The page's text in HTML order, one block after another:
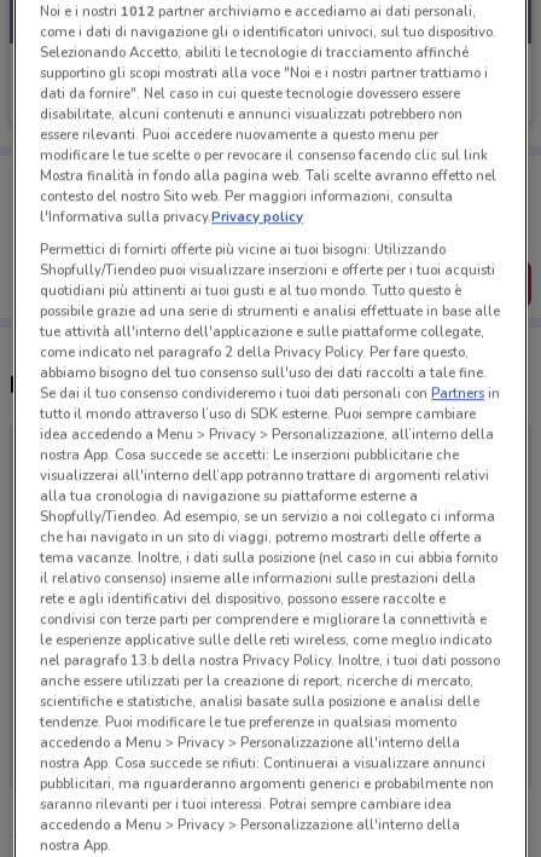
Trisa
Scade il 31/12
Porta DoveConviene sempre con te!
Puoi trovare le migliori offerte dei negozi vicino a te,
salvarle e creare la tua lista del risparmio, comodamente
SCARICA L’APP
Negozi Trisa a Ladispoli
Non ci sono negozi nelle vicinanze
Noi e i nostri 1012partner archiviamo e accediamo ai dati personali,
come i dati di navigazione gli o identificatori univoci, sul tuo dispositivo.
Selezionando Accetto, abiliti le tecnologie di tracciamento affinché
supportino gli scopi mostrati alla voce "Noi e i nostri partner trattiamo i
dati da fornire". Nel caso in cui queste tecnologie dovessero essere
disabilitate, alcuni contenuti e annunci visualizzati potrebbero non
essere rilevanti. Puoi accedere nuovamente a questo menu per
modificare le tue scelte o per revocare il consenso facendo clic sul link
Mostra finalità in fondo alla pagina web. Tali scelte avranno effetto nel
contesto del nostro Sito web. Per maggiori informazioni, consulta
l'Informativa sulla privacy.Privacy policy
Permettici di fornirti offerte più vicine ai tuoi bisogni: Utilizzando
Shopfully/Tiendeo puoi visualizzare inserzioni e offerte per i tuoi acquisti
quotidiani più attinenti ai tuoi gusti e al tuo mondo. Tutto questo è
possibile grazie ad una serie di strumenti e analisi effettuate in base alle
tue attività all'interno dell'applicazione e sulle piattaforme collegate,
come indicato nel paragrafo 2 della Privacy Policy. Per fare questo,
abbiamo bisogno del tuo consenso sull'uso dei dati raccolti a tale fine.
Se dai il tuo consenso condivideremo i tuoi dati personali conPartnersin
tutto il mondo attraverso l’uso di SDK esterne. Puoi sempre cambiare
idea accedendo a Menu > Privacy > Personalizzazione, all’interno della
nostra App. Cosa succede se accetti: Le inserzioni pubblicitarie che
visualizzerai all'interno dell’app potranno trattare di argomenti relativi
alla tua cronologia di navigazione su piattaforme esterne a
Shopfully/Tiendeo. Ad esempio, se un servizio a noi collegato ci informa
che hai navigato in un sito di viaggi, potremo mostrarti delle offerte a
tema vacanze. Inoltre, i dati sulla posizione (nel caso in cui abbia fornito
il relativo consenso) insieme alle informazioni sulle prestazioni della
rete e agli identificativi del dispositivo, possono essere raccolte e
condivisi con terze parti per comprendere e migliorare la connettività e
le esperienze applicative sulle delle reti wireless, come meglio indicato
nel paragrafo 13.b della nostra Privacy Policy. Inoltre, i tuoi dati possono
anche essere utilizzati per la creazione di report, ricerche di mercato,
scientifiche e statistiche, analisi basate sulla posizione e analisi delle
tendenze. Puoi modificare le tue preferenze in qualsiasi momento
accedendo a Menu > Privacy > Personalizzazione all'interno della
nostra App. Cosa succede se rifiuti: Continuerai a visualizzare annunci
pubblicitari, ma riguarderanno argomenti generici e probabilmente non
saranno rilevanti per i tuoi interessi. Potrai sempre cambiare idea
accedendo a Menu > Privacy > Personalizzazione all'interno della
nostra App.